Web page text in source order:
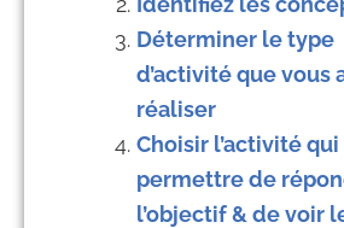
Déterminer le type
d’activité que vous
réaliser
Choisir l’activité qui
permettre de
l’objectif & de voir